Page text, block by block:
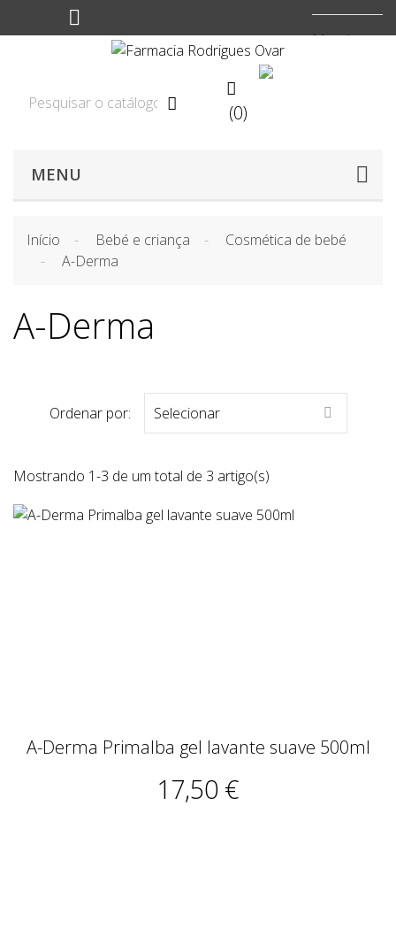
Moeda:


(0)
MENU
Início Bebé e criança
Cosmética de bebé
A-Derma
A-Derma
Ordenar por: Selecionar 
Mostrando 1-3 de um total de 3 artigo(s)
A-Derma Primalba gel lavante suave 500ml
17,50 €